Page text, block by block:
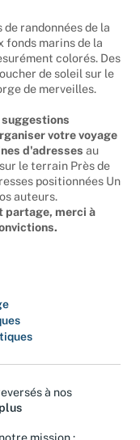
randonnées de la
fonds marins de la
colorés. Des
de soleil sur le
de merveilles.
suggestions
votre voyage
d'adressesau
le terrain Près de
positionnées Un
auteurs.
merci à
à nos